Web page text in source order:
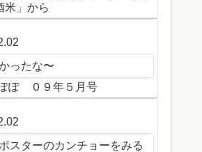
米」から
ったな〜
ぽ ０９年５月号
スターのカンチョーをみる